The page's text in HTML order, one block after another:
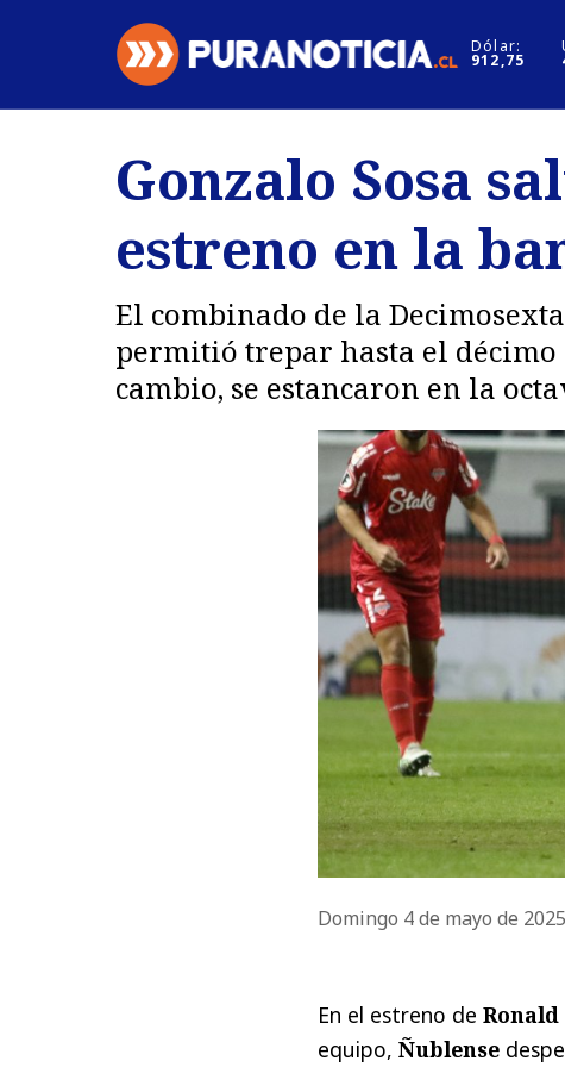
Dólar:
912,75
Regiones
Deportes
Internacional
Motores
Gonzalo Sosa
estreno en la
El combinado de la
permitió trepar hasta el décimo
cambio, se estancaron en la
Domingo 4 de mayo de 2025
En el estreno de Ronald
equipo, Ñublense